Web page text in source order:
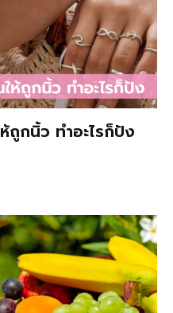
กนิ้ว ทำอะไรก็ปัง